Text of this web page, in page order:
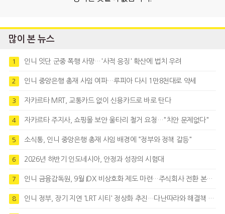
많이 본 뉴스
1 인니 잇단 군중 폭행 사망…'사적 응징' 확산에 법치 우려
2 인니 중앙은행 총재 사임 여파…루피아 다시 1만8천대로 약세
3 자카르타 MRT, 교통카드 없이 신용카드로 바로 탄다
4 자카르타 주지사, 쇼핑몰 보안 울타리 철거 요청…"치안 문제없다"
5 소식통, 인니 중앙은행 총재 사임 배경에 “정부와 정책 갈등"
6 2026년 하반기 인도네시아, 안정과 성장의 시험대
7 인니 금융감독원, 9월 IDX 비상호화 제도 마련…주식회사 전환 본격화
8 인니 정부, 장기 지연 'LRT 시티' 정상화 추진…다난따라와 해결책 모색